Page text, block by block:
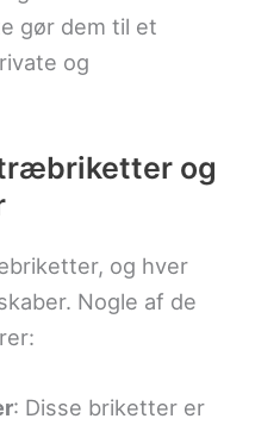
gør dem til et
og
og
og hver
Nogle af de
: Disse briketter er